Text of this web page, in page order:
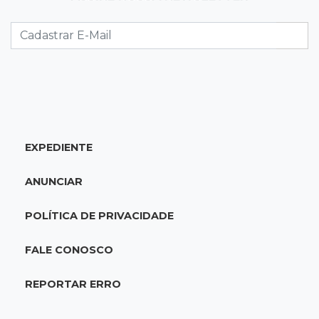
na MS-278
20:40Acesso ao ensino
consultar locais de prova
Jovem morre baleado e suspeita envolve
EXPEDIENTE
ANUNCIAR
POLÍTICA DE PRIVACIDADE
FALE CONOSCO
REPORTAR ERRO